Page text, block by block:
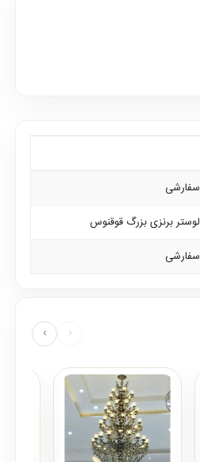
سفارشی
لوستر برنزی بزرگ قوقنوس
سفارشی
‹
›